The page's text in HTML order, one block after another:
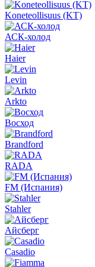
Koneteollisuus (KT)
АСК-холод
Haier
Levin
Arkto
Восход
Brandford
RADA
FM (Испания)
Stahler
Айсберг
Casadio